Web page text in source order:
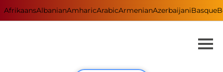
AfrikaansAlbanianAmharicArabicArmenianAzerbaijaniBasque